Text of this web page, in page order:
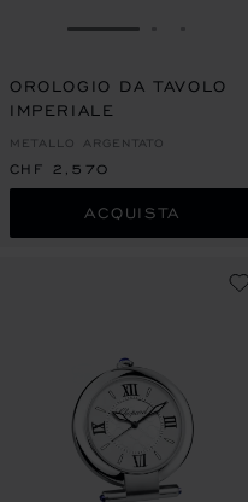
VAI ALLA SLIDE 1
VAI
OROLOGIO DA TAVOLO
IMPERIALE
METALLO ARGENTATO
CHF 2,570
ACQUISTA